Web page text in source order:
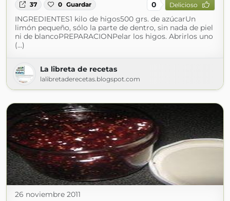
37 0 Guardar 0 Delicioso
INGREDIENTES1 kilo de higos500 grs. de azúcarUn
limón pequeño, sólo la parte de dentro, sin nada de piel
ni de blancoPREPARACIONPelar los higos. Abrirlos uno
(...)
La libreta de recetas
lalibretaderecetas.blogspot.com
26 noviembre 2011